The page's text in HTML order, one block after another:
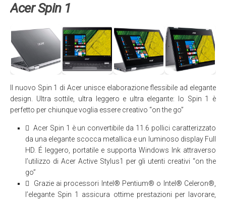
Acer Spin 1
Il nuovo Spin 1 di Acer unisce elaborazione flessibile ad elegante
design. Ultra sottile, ultra leggero e ultra elegante: lo Spin 1 è
perfetto per chiunque voglia essere creativo “on the go”
 Acer Spin 1 è un convertibile da 11.6 pollici caratterizzato
da una elegante scocca metallica e un luminoso display Full
HD. É leggero, portatile e supporta Windows Ink attraverso
l’utilizzo di Acer Active Stylus1 per gli utenti creativi “on the
go”
 Grazie ai processori Intel® Pentium® o Intel® Celeron®,
l’elegante Spin 1 assicura ottime prestazioni per lavorare,